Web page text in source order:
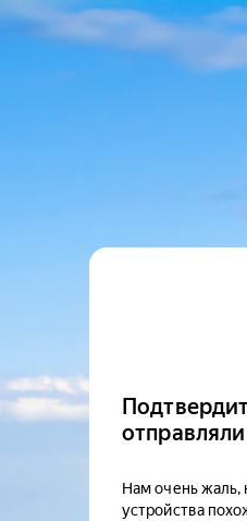
Нам очень жаль,
устройства